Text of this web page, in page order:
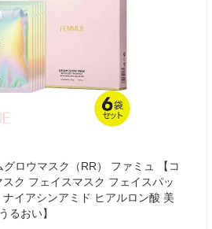
グロウマスク（RR） ファミュ 【コ
ク フェイスマスク フェイスパッ
イアシンアミド ヒアルロン酸 美
るおい】